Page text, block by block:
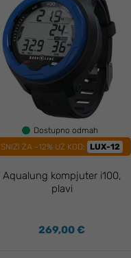
Dostupno odmah
SNIZI ZA -12% UZ KOD:
LUX-12
Aqualung kompjuter i100,
plavi
269,00 €